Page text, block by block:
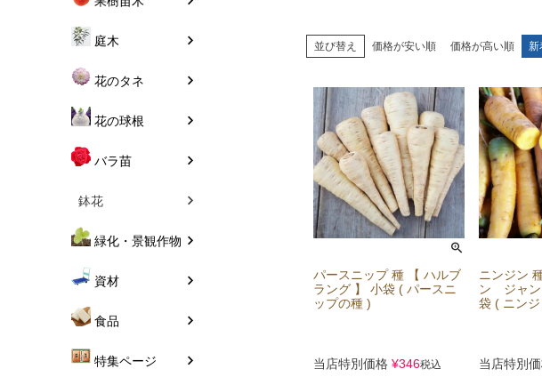
庭木
花のタネ
花の球根
バラ苗
鉢花
緑化・景観作物
資材
食品
特集ページ
並び替え 価格が安い順 価格が高い順 新
パースニップ 種 【 ハルブ
ラング 】 小袋 ( パースニ
ップの種 )
当店特別価格 ¥346税込
ニンジン
ン ジャン
袋 ( ニン
当店特別